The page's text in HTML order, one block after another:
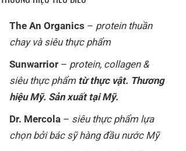
The An Organics – protein thuần
chay và siêu thực phẩm
Sunwarrior – protein, collagen &
siêu thực phẩm từ thực vật. Thương
hiệu Mỹ. Sản xuất tại Mỹ.
Dr. Mercola – siêu thực phẩm lựa
chọn bởi bác sỹ hàng đầu nước Mỹ